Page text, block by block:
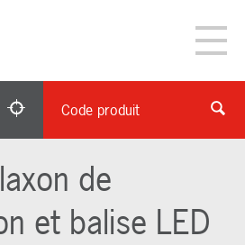
Code produit
de
et balise LED